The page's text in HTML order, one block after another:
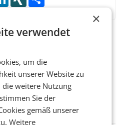
Post: Umsatzplus im
trotz schwachem
Post AG hat im
Mio. EUR erwirtschaftet, was
von 3,8 Prozent gegenüber dem
×
verwendet
um die
unserer Website zu
weitere Nutzung
Sie der
gemäß unserer
Weitere